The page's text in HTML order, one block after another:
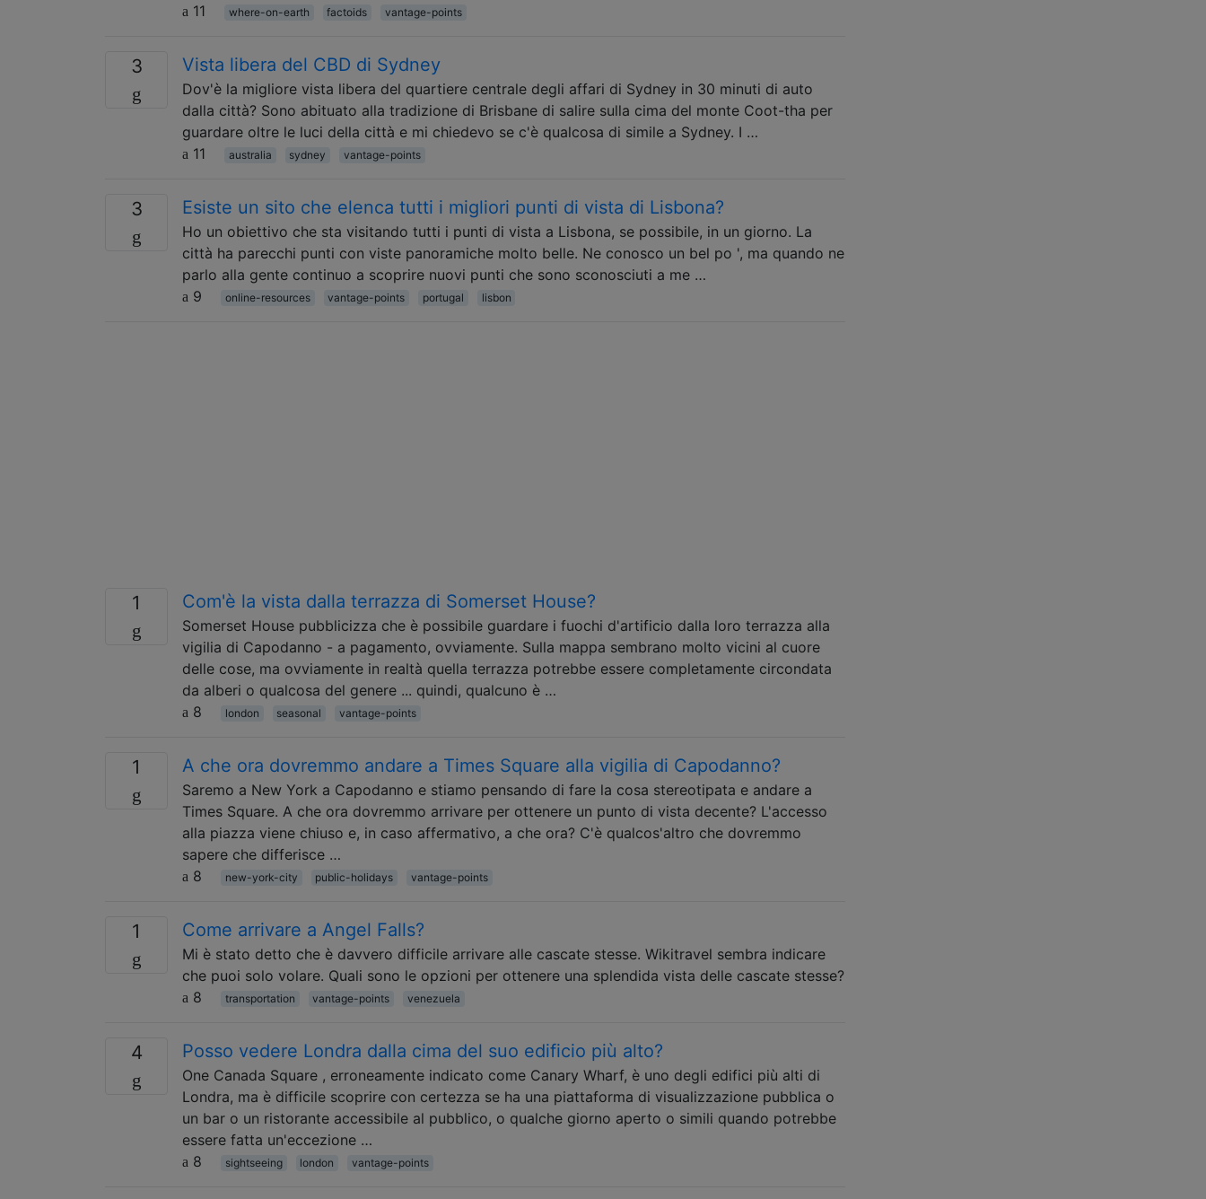
11
where-on-earth factoids vantage-points
3 Vista libera del CBD di Sydney
Dov'è la migliore vista libera del quartiere centrale degli affari di Sydney in 30 minuti di auto
dalla città? Sono abituato alla tradizione di Brisbane di salire sulla cima del monte Coot-tha per
guardare oltre le luci della città e mi chiedevo se c'è qualcosa di simile a Sydney. I …
11
australia sydney vantage-points
3 Esiste un sito che elenca tutti i migliori punti di vista di Lisbona?
Ho un obiettivo che sta visitando tutti i punti di vista a Lisbona, se possibile, in un giorno. La
città ha parecchi punti con viste panoramiche molto belle. Ne conosco un bel po ', ma quando ne
parlo alla gente continuo a scoprire nuovi punti che sono sconosciuti a me …
9
online-resources vantage-points portugal lisbon
1 Com'è la vista dalla terrazza di Somerset House?
Somerset House pubblicizza che è possibile guardare i fuochi d'artificio dalla loro terrazza alla
vigilia di Capodanno - a pagamento, ovviamente. Sulla mappa sembrano molto vicini al cuore
delle cose, ma ovviamente in realtà quella terrazza potrebbe essere completamente circondata
da alberi o qualcosa del genere ... quindi, qualcuno è …
8
london seasonal vantage-points
1 A che ora dovremmo andare a Times Square alla vigilia di Capodanno?
Saremo a New York a Capodanno e stiamo pensando di fare la cosa stereotipata e andare a
Times Square. A che ora dovremmo arrivare per ottenere un punto di vista decente? L'accesso
alla piazza viene chiuso e, in caso affermativo, a che ora? C'è qualcos'altro che dovremmo
sapere che differisce …
8
new-york-city public-holidays vantage-points
1 Come arrivare a Angel Falls?
Mi è stato detto che è davvero difficile arrivare alle cascate stesse. Wikitravel sembra indicare
che puoi solo volare. Quali sono le opzioni per ottenere una splendida vista delle cascate stesse?
8
transportation vantage-points venezuela
4 Posso vedere Londra dalla cima del suo edificio più alto?
One Canada Square , erroneamente indicato come Canary Wharf, è uno degli edifici più alti di
Londra, ma è difficile scoprire con certezza se ha una piattaforma di visualizzazione pubblica o
un bar o un ristorante accessibile al pubblico, o qualche giorno aperto o simili quando potrebbe
essere fatta un'eccezione …
8
sightseeing london vantage-points